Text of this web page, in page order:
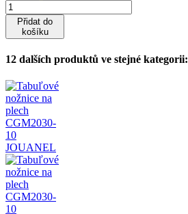
Přidat do
košíku
12 dalších produktů ve stejné kategorii: